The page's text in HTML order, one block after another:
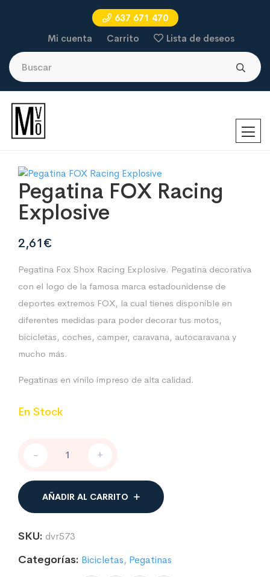
637 671 470
Mi cuenta
Carrito Lista de deseos
Pegatina FOX Racing
Explosive
2,61€
Pegatina Fox Shox Racing Explosive. Pegatina decorativa
con el logo de la famosa marca estadounidense de
deportes extremos FOX, la cual tienes disponible en
diferentes medidas para poder decorar tus motos,
bicicletas, coches, camper, caravana, autocaravana y
mucho más.
Pegatinas en vinilo impreso de alta calidad.
En Stock
FOX
Explosive
cantidad
- +
AÑADIR AL CARRITO
SKU: dvr573
Categorías: Bicicletas, Pegatinas